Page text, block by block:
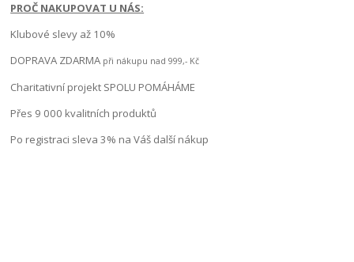
PROČ NAKUPOVAT U NÁS:
Klubové slevy až 10%
DOPRAVA ZDARMA při nákupu nad 999,- Kč
Charitativní projekt SPOLU POMÁHÁME
Přes 9 000 kvalitních produktů
Po registraci sleva 3% na Váš další nákup